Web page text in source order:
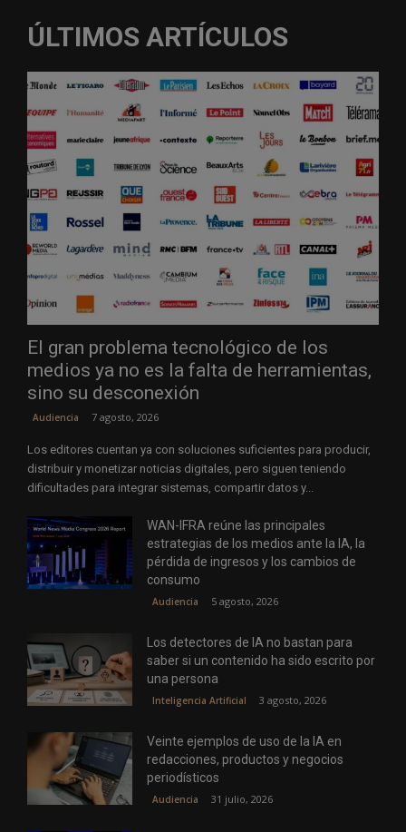
ÚLTIMOS ARTÍCULOS
El gran problema tecnológico de los
medios ya no es la falta de herramientas,
sino su desconexión
Audiencia 7 agosto, 2026
Los editores cuentan ya con soluciones suficientes para producir,
distribuir y monetizar noticias digitales, pero siguen teniendo
dificultades para integrar sistemas, compartir datos y...
WAN-IFRA reúne las principales
estrategias de los medios ante la IA, la
pérdida de ingresos y los cambios de
consumo
Audiencia 5 agosto, 2026
Los detectores de IA no bastan para
saber si un contenido ha sido escrito por
una persona
Inteligencia Artificial 3 agosto, 2026
Veinte ejemplos de uso de la IA en
redacciones, productos y negocios
periodísticos
Audiencia 31 julio, 2026